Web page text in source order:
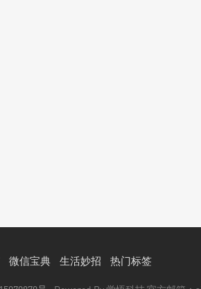
微信宝典 生活妙招 热门标签